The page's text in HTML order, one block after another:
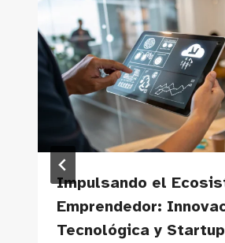
Impulsando el
Emprendedor:
Tecnológica y